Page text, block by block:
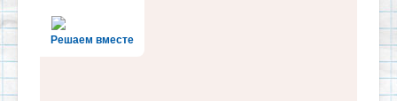
Решаем вместе